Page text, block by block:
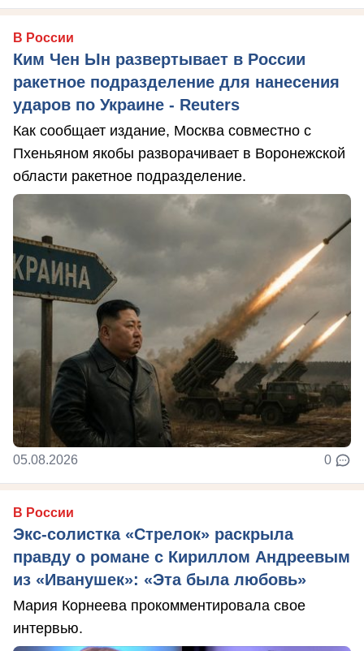
В России
Ким Чен Ын развертывает в России
ракетное подразделение для нанесения
ударов по Украине - Reuters
Как сообщает издание, Москва совместно с
Пхеньяном якобы разворачивает в Воронежской
области ракетное подразделение.
05.08.2026 0
В России
Экс-солистка «Стрелок» раскрыла
правду о романе с Кириллом Андреевым
из «Иванушек»: «Эта была любовь»
Мария Корнеева прокомментировала свое
интервью.